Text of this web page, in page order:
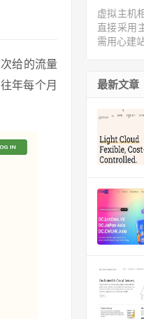
给的流量
年每个月
虚拟主机
直接采用
需用心建
最新文章